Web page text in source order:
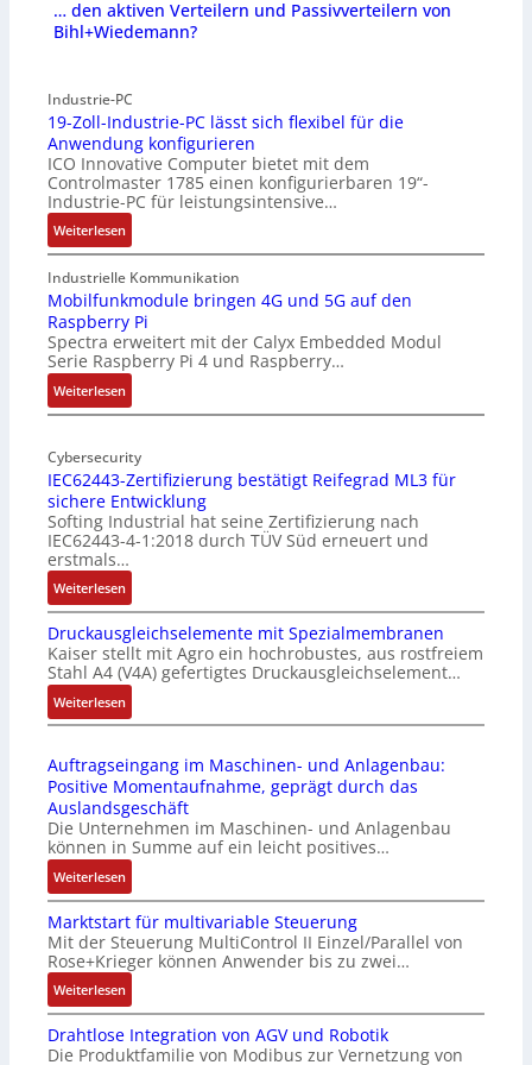
… den aktiven Verteilern und Passivverteilern von
Bihl+Wiedemann?
Industrie-PC
19-Zoll-Industrie-PC lässt sich flexibel für die
Anwendung konfigurieren
ICO Innovative Computer bietet mit dem
Controlmaster 1785 einen konfigurierbaren 19“-
Industrie-PC für leistungsintensive…
Weiterlesen:
1
9
-
Z
o
l
l
-
n
d
u
s
t
r
i
e
-
P
C
l
ä
s
t
s
i
c
h
f
l
e
x
i
b
e
Industrielle Kommunikation
Mobilfunkmodule bringen 4G und 5G auf den
Raspberry Pi
Spectra erweitert mit der Calyx Embedded Modul
Serie Raspberry Pi 4 und Raspberry…
Weiterlesen:
M
b
i
l
f
u
n
k
m
o
d
u
l
e
r
i
n
e
n
G
u
n
d
G
Cybersecurity
IEC62443-Zertifizierung bestätigt Reifegrad ML3 für
sichere Entwicklung
Softing Industrial hat seine Zertifizierung nach
IEC62443-4-1:2018 durch TÜV Süd erneuert und
erstmals…
Weiterlesen:
I
E
6
2
4
3
-
Z
e
r
t
i
f
i
z
i
e
u
Druckausgleichselemente mit Spezialmembranen
Kaiser stellt mit Agro ein hochrobustes, aus rostfreiem
Stahl A4 (V4A) gefertigtes Druckausgleichselement…
Weiterlesen:
D
u
c
k
a
u
s
g
l
e
i
c
h
Auftragseingang im Maschinen- und Anlagenbau:
Positive Momentaufnahme, geprägt durch das
Auslandsgeschäft
Die Unternehmen im Maschinen- und Anlagenbau
können in Summe auf ein leicht positives…
Weiterlesen:
A
u
f
t
r
a
g
s
Marktstart für multivariable Steuerung
Mit der Steuerung MultiControl II Einzel/Parallel von
Rose+Krieger können Anwender bis zu zwei…
Weiterlesen:
M
a
r
Drahtlose Integration von AGV und Robotik
Die Produktfamilie von Modibus zur Vernetzung von